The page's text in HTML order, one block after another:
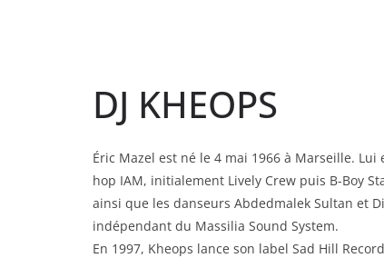
DJ KHEOPS
Éric Mazel est né le 4 mai 1966 à Marseille.
hop IAM, initialement Lively Crew puis B-Boy
ainsi que les danseurs Abdedmalek Sultan et
indépendant du Massilia Sound System.
En 1997, Kheops lance son label Sad Hill